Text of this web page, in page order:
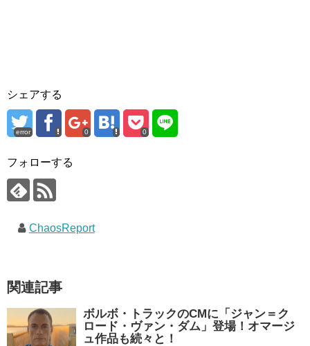
シェアする
error 0 0
フォローする
ChaosReport
関連記事
ボルボ・トラックのCMに「ジャン＝ク
ロード・ヴァン・ダム」登場！オマージ
ュ作品も続々と！